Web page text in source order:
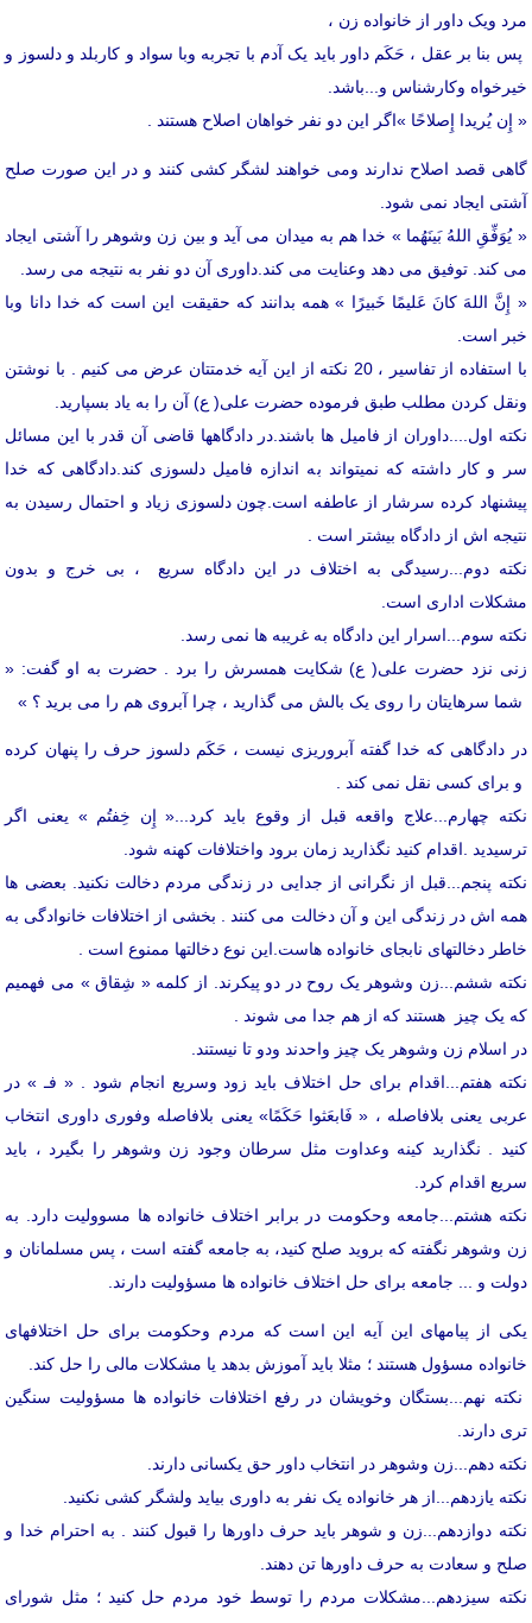
مرد ویک داور از خانواده زن ،
پس بنا بر عقل ، حَکَم داور باید یک آدم با تجربه وبا سواد و کاربلد و دلسوز و
خیرخواه وکارشناس و...باشد.
« إِن یُریدا إِصلاحًا »اگر این دو نفر خواهان اصلاح هستند .
گاهی قصد اصلاح ندارند ومی خواهند لشگر کشی کنند و در این صورت صلح
آشتی ایجاد نمی شود.
« یُوَفِّقِ اللهُ بَینَهُما » خدا هم به میدان می آید و بین زن وشوهر را آشتی ایجاد
می کند. توفیق می دهد وعنایت می کند.داوری آن دو نفر به نتیجه می رسد.
« إِنَّ اللهَ کانَ عَلیمًا خَبیرًا » همه بدانند که حقیقت این است که خدا دانا وبا
خبر است.
با استفاده از تفاسیر ، 20 نکته از این آیه خدمتتان عرض می کنیم . با نوشتن
ونقل کردن مطلب طبق فرموده حضرت علی( ع) آن را به یاد بسپارید.
نکته اول....داوران از فامیل ها باشند.در دادگاهها قاضی آن قدر با این مسائل
سر و کار داشته که نمیتواند به اندازه فامیل دلسوزی کند.دادگاهی که خدا
پیشنهاد کرده سرشار از عاطفه است.چون دلسوزی زیاد و احتمال رسیدن به
نتیجه اش از دادگاه بیشتر است .
نکته دوم...رسیدگی به اختلاف در این دادگاه سریع ، بی خرج و بدون
مشکلات اداری است.
نکته سوم...اسرار این دادگاه به غریبه ها نمی رسد.
زنی نزد حضرت علی( ع) شکایت همسرش را برد . حضرت به او گفت: «
شما سرهایتان را روی یک بالش می گذارید ، چرا آبروی هم را می برید ؟ »
در دادگاهی که خدا گفته آبروریزی نیست ، حَکَم دلسوز حرف را پنهان کرده
و برای کسی نقل نمی کند .
نکته چهارم...علاج واقعه قبل از وقوع باید کرد...« إِن خِفتُم » یعنی اگر
ترسیدید .اقدام کنید نگذارید زمان برود واختلافات کهنه شود.
نکته پنجم...قبل از نگرانی از جدایی در زندگی مردم دخالت نکنید. بعضی ها
همه اش در زندگی این و آن دخالت می کنند . بخشی از اختلافات خانوادگی به
خاطر دخالتهای نابجای خانواده هاست.این نوع دخالتها ممنوع است .
نکته ششم...زن وشوهر یک روح در دو پیکرند. از کلمه « شِقاق » می فهمیم
که یک چیز هستند که از هم جدا می شوند .
در اسلام زن وشوهر یک چیز واحدند ودو تا نیستند.
نکته هفتم...اقدام برای حل اختلاف باید زود وسریع انجام شود . « فـ » در
عربی یعنی بلافاصله ، « فَابعَثوا حَکَمًا» یعنی بلافاصله وفوری داوری انتخاب
کنید . نگذارید کینه وعداوت مثل سرطان وجود زن وشوهر را بگیرد ، باید
سریع اقدام کرد.
نکته هشتم...جامعه وحکومت در برابر اختلاف خانواده ها مسوولیت دارد. به
زن وشوهر نگفته که بروید صلح کنید، به جامعه گفته است ، پس مسلمانان و
دولت و ... جامعه برای حل اختلاف خانواده ها مسؤولیت دارند.
یکی از پیامهای این آیه این است که مردم وحکومت برای حل اختلافهای
خانواده مسؤول هستند ؛ مثلا باید آموزش بدهد یا مشکلات مالی را حل کند.
نکته نهم...بستگان وخویشان در رفع اختلافات خانواده ها مسؤولیت سنگین
تری دارند.
نکته دهم...زن وشوهر در انتخاب داور حق یکسانی دارند.
نکته یازدهم...از هر خانواده یک نفر به داوری بیاید ولشگر کشی نکنید.
نکته دوازدهم...زن و شوهر باید حرف داورها را قبول کنند . به احترام خدا و
صلح و سعادت به حرف داورها تن دهند.
نکته سیزدهم...مشکلات مردم را توسط خود مردم حل کنید ؛ مثل شورای